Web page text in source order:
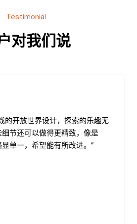
Testimonial
对我们说
的开放世界设计，探索的乐趣无
节还可以做得更精致，像是
单一，希望能有所改进。”